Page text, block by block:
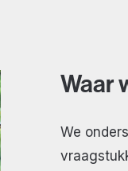
Waar
We